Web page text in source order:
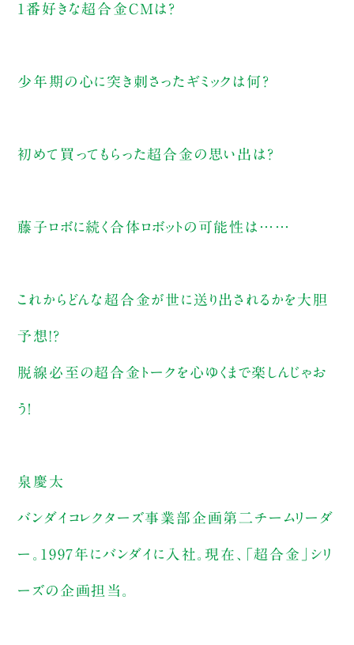
1番好きな超合金CMは？
少年期の心に突き刺さったギミックは何？
初めて買ってもらった超合金の思い出は？
藤子ロボに続く合体ロボットの可能性は……
これからどんな超合金が世に送り出されるかを大胆
予想!?
脱線必至の超合金トークを心ゆくまで楽しんじゃお
う！
泉慶太
バンダイコレクターズ事業部企画第二チームリーダ
ー。1997年にバンダイに入社。現在、「超合金」シリ
ーズの企画担当。